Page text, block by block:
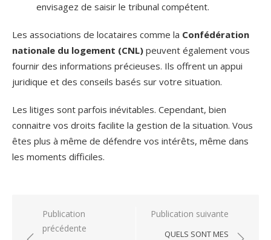
envisagez de saisir le tribunal compétent.
Les associations de locataires comme la Confédération
nationale du logement (CNL) peuvent également vous
fournir des informations précieuses. Ils offrent un appui
juridique et des conseils basés sur votre situation.
Les litiges sont parfois inévitables. Cependant, bien
connaitre vos droits facilite la gestion de la situation. Vous
êtes plus à même de défendre vos intérêts, même dans
les moments difficiles.
Navigation
de
Publication
précédente
Publication suivante
QUELS SONT MES